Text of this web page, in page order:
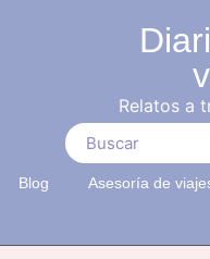
Relatos a
Blog Asesoría de